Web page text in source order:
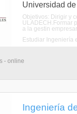
Universidad
Objetivos: Dirigir y
ULADECH.Formar
a la gestin
Estudiar Ingeniería
- online
Ingeniería